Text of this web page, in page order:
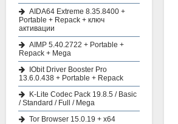
AIDA64 Extreme 8.35.8400 +
Portable + Repack + ключ
активации
AIMP 5.40.2722 + Portable +
Repack + Mega
IObit Driver Booster Pro
13.6.0.438 + Portable + Repack
K-Lite Codec Pack 19.8.5 / Basic
/ Standard / Full / Mega
Tor Browser 15.0.19 + x64